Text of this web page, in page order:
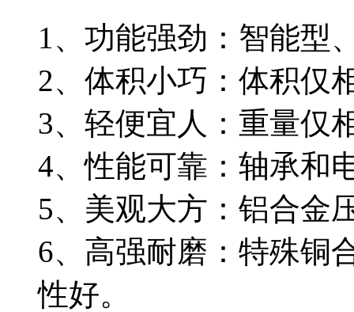
1、功能强劲：智能型
2、体积小巧：体积仅
3、轻便宜人：重量仅
4、性能可靠：轴承和
5、美观大方：铝合金
6、高强耐磨：特殊铜
性好。